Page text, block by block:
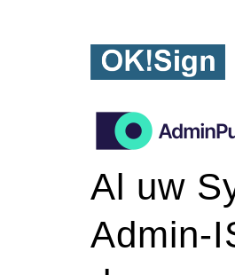
Al uw
Admin-